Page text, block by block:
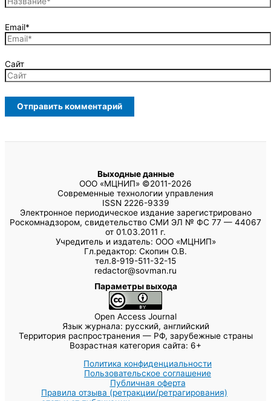
Email*
Сайт
Выходные данные
ООО «МЦНИП» ©2011-2026
Современные технологии управления
ISSN 2226-9339
Электронное периодическое издание зарегистрировано
Роскомнадзором, свидетельство СМИ ЭЛ № ФС 77 — 44067
от 01.03.2011 г.
Учредитель и издатель: ООО «МЦНИП»
Гл.редактор: Скопин О.В.
тел.8-919-511-32-15
redactor@sovman.ru
Параметры выхода
Open Access Journal
Язык журнала: русский, английский
Территория распространения — РФ, зарубежные страны
Возрастная категория сайта: 6+
Политика конфиденциальности
Пользовательское соглашение
Публичная оферта
Правила отзыва (ретракции/ретрагирования)